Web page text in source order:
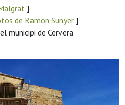
]
de Ramon Sunyer ]
municipi de Cervera